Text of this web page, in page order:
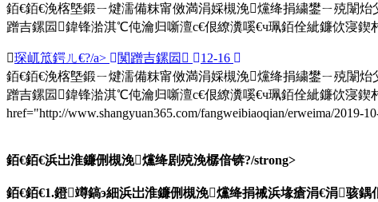
銆€銆€浼楁墍鍛ㄧ煡濡備粖甯傚満涓婇槻浼爣绛捐繍鐢ㄧ殑闈
蹭吉鏍囩鍏锋湁淇℃伅瀹归噺澶с€佷繚瀵嗘€ч珮銆佺紪鐮佽寖鍥
琛屼笟鍔ㄦ€?/a> 闃蹭吉鏍囩
12-16
銆€銆€浼楁墍鍛ㄧ煡濡備粖甯傚満涓婇槻浼爣绛捐繍鐢ㄧ殑闈
蹭吉鏍囩鍏锋湁淇℃伅瀹归噺澶с€佷繚瀵嗘€ч珮銆佺紪鐮佽寖
href="http://www.shangyuan365.com/fangweibiaoqian/erweima/2019-
銆€銆€浜岀淮鐮侀槻浼爣绛剧殑浼樼偣锛?/strong>
銆€銆€1.鐙竴鎬э細浜岀淮鐮侀槻浼爣绛捐祴浜堟瘡涓€涓骇